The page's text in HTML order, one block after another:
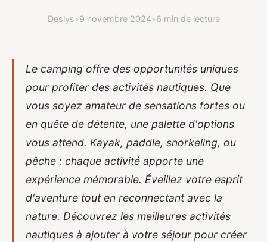
Deslys•9 novembre 2024•6 min de lecture
Le camping offre des opportunités uniques
pour profiter des activités nautiques. Que
vous soyez amateur de sensations fortes ou
en quête de détente, une palette d'options
vous attend. Kayak, paddle, snorkeling, ou
pêche : chaque activité apporte une
expérience mémorable. Éveillez votre esprit
d'aventure tout en reconnectant avec la
nature. Découvrez les meilleures activités
nautiques à ajouter à votre séjour pour créer